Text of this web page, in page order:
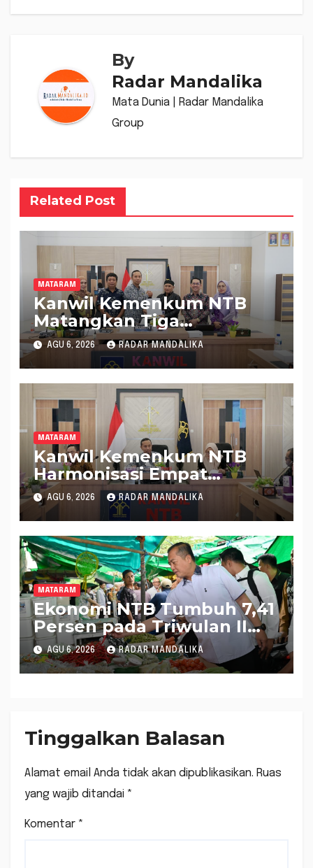
By
Radar Mandalika
Mata Dunia | Radar Mandalika
Group
Related Post
MATARAM
Kanwil Kemenkum NTB
Matangkan Tiga
Rancangan Perbup
Sumbawa Barat melalui
Harmonisasi Regulasi
AGU 6, 2026 RADAR MANDALIKA
MATARAM
Kanwil Kemenkum NTB
Harmonisasi Empat
Rapergub untuk Perkuat
Kepastian Hukum di NTB
AGU 6, 2026 RADAR MANDALIKA
MATARAM
Ekonomi NTB Tumbuh 7,41
Persen pada Triwulan II
2026, Tertinggi Kedua
Nasional
AGU 6, 2026 RADAR MANDALIKA
Tinggalkan Balasan
Alamat email Anda tidak akan dipublikasikan. Ruas
yang wajib ditandai *
Komentar *